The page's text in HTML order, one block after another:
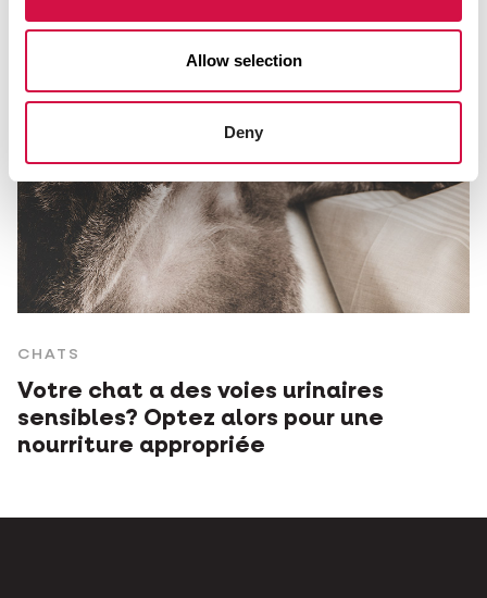
Allow selection
Deny
CHATS
Votre chat a des voies urinaires
sensibles? Optez alors pour une
nourriture appropriée